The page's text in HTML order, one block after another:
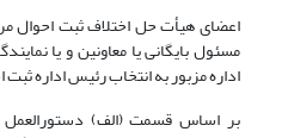
اعضای هیأت حل اختلاف ثبت احوال
مسئول بایگانی یا معاونین و یا
اداره مزبور به انتخاب رئیس اداره
بر اساس قسمت (الف)